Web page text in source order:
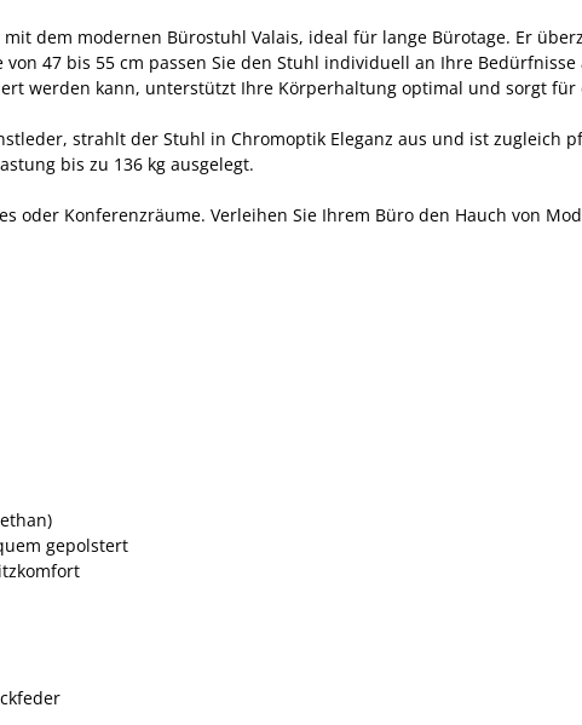
dem modernen Bürostuhl Valais, ideal für lange Bürotage. Er
47 bis 55 cm passen Sie den Stuhl individuell an Ihre
werden kann, unterstützt Ihre Körperhaltung optimal und sorgt für
strahlt der Stuhl in Chromoptik Eleganz aus und ist zugleich
bis zu 136 kg ausgelegt.
oder Konferenzräume. Verleihen Sie Ihrem Büro den Hauch von
gepolstert